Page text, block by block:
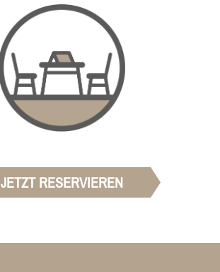
JETZT RESERVIEREN